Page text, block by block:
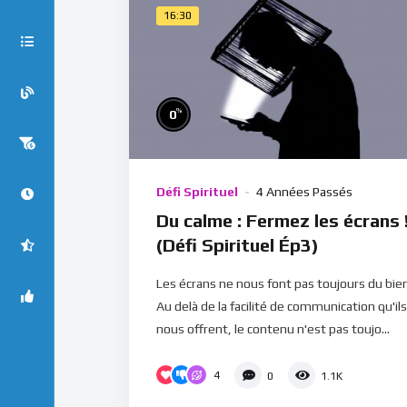
16:30
0%
Défi Spirituel 4 Années Passés
Du calme : Fermez les écrans
(Défi Spirituel Ép3)
Les écrans ne nous font pas toujours du
Au delà de la facilité de communication qu'ils
nous offrent, le contenu n'est pas toujo...
4 0 1.1K